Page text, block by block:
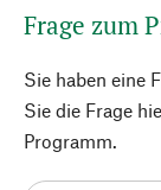
Frage zum
Sie haben eine
Sie die Frage
Programm.